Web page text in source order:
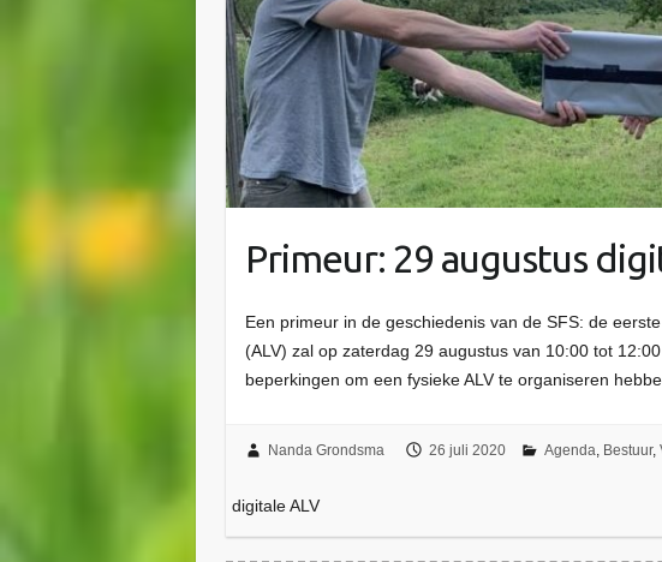
Primeur: 29 augustus
Een primeur in de geschiedenis van de SFS: de
(ALV) zal op zaterdag 29 augustus van 10:00 tot
beperkingen om een fysieke ALV te organiseren
Nanda Grondsma 26 juli 2020 Agenda, Bestuur,
digitale ALV